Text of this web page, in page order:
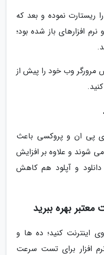
ریستارت نموده و بعد که
نرم افزارهای باز شده بود؛
وب خود را پیش از
پی ان و پروکسی باعث
شوند و علاوه بر افزایش
و آپلود هم کاهش
کنید؛ ده ها و
افزار برای تست سرعت